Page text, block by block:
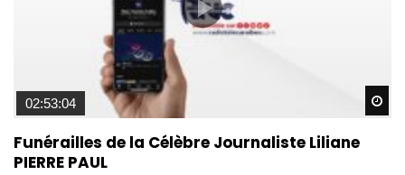
02:53:04
Funérailles de la Célèbre Journaliste Liliane
PIERRE PAUL